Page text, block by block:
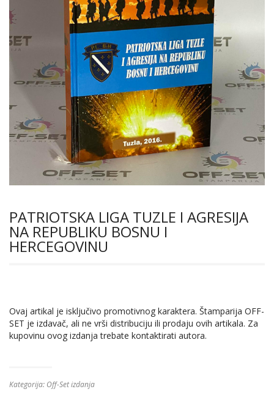
PATRIOTSKA LIGA TUZLE I AGRESIJA
NA REPUBLIKU BOSNU I
HERCEGOVINU
Ovaj artikal je isključivo promotivnog karaktera. Štamparija OFF-
SET je izdavač, ali ne vrši distribuciju ili prodaju ovih artikala. Za
kupovinu ovog izdanja trebate kontaktirati autora.
Kategorija: Off-Set izdanja